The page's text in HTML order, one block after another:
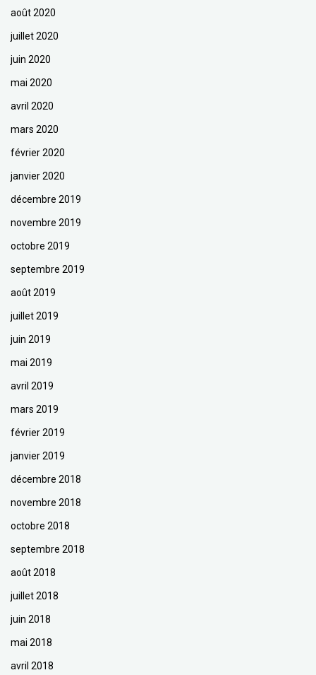
août 2020
juillet 2020
juin 2020
mai 2020
avril 2020
mars 2020
février 2020
janvier 2020
décembre 2019
novembre 2019
octobre 2019
septembre 2019
août 2019
juillet 2019
juin 2019
mai 2019
avril 2019
mars 2019
février 2019
janvier 2019
décembre 2018
novembre 2018
octobre 2018
septembre 2018
août 2018
juillet 2018
juin 2018
mai 2018
avril 2018